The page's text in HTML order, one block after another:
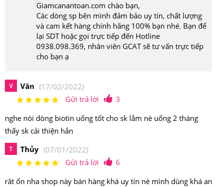
Giamcanantoan.com chào bạn,
Các dòng sp bên mình đảm bảo uy tín, chất lượng
và cam kết hàng chính hãng 100% bạn nhé. Bạn để
lại SDT hoặc gọi trực tiếp đến Hotline
0938.098.369, nhân viên GCAT sẽ tư vấn trực tiếp
cho bạn ạ
V Vân (17/02/2022)
Gửi trả lời
3
nghe nói dòng biotin uống tốt cho sk lắm nè uống 2 tháng
thấy sk cải thiện hẳn
T Thủy (07/01/2022)
Gửi trả lời
6
rât ổn nha shop này bán hàng khá uy tín nè mình dùng khá an